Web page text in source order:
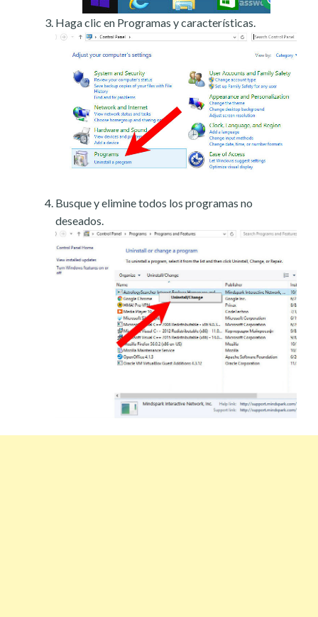
Haga clic en Programas y características.
Busque y elimine todos los programas no
deseados.